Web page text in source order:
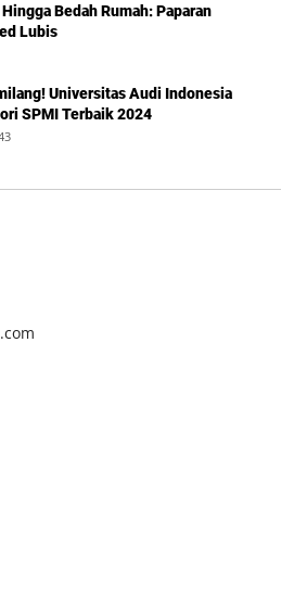
Bedah Rumah: Paparan
Lubis
Universitas Audi Indonesia
SPMI Terbaik 2024